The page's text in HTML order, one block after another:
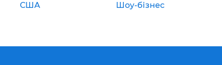
США Шоу-бізнес